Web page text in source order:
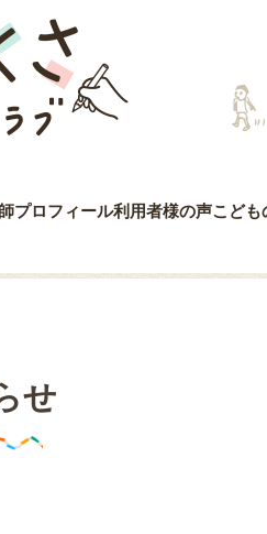
プロフィール利用者様の声こども
せ